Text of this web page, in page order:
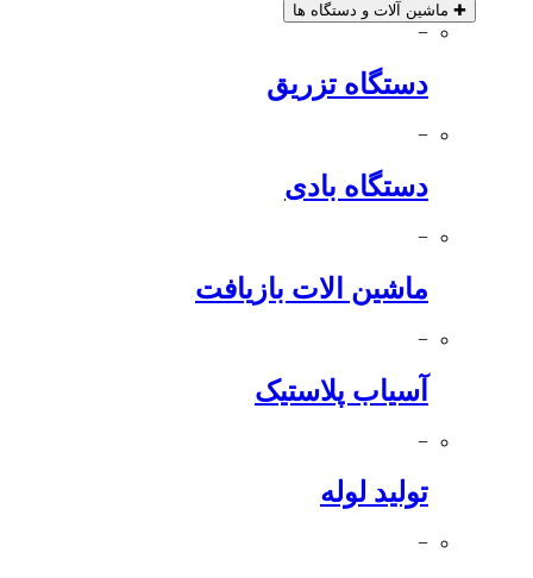
✚ ماشین آلات و دستگاه ها
−
دستگاه تزریق
−
دستگاه بادی
−
ماشین الات بازیافت
−
آسیاب پلاستیک
−
تولید لوله
−